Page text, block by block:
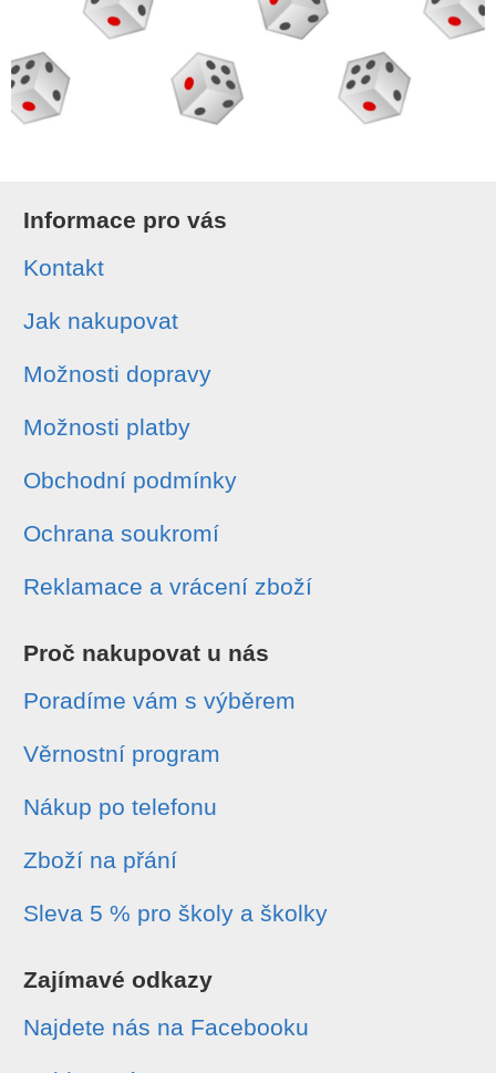
Informace pro vás
Kontakt
Jak nakupovat
Možnosti dopravy
Možnosti platby
Obchodní podmínky
Ochrana soukromí
Reklamace a vrácení zboží
Proč nakupovat u nás
Poradíme vám s výběrem
Věrnostní program
Nákup po telefonu
Zboží na přání
Sleva 5 % pro školy a školky
Zajímavé odkazy
Najdete nás na Facebooku